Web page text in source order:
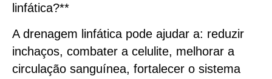
linfática?**
A drenagem linfática pode ajudar a: reduzir
inchaços, combater a celulite, melhorar a
circulação sanguínea, fortalecer o sistema